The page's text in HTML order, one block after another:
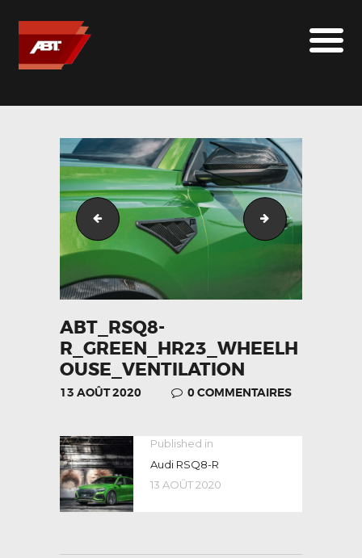
ABT SPORTSLINE FRANCE
MARQUES
LE SUR-MESURE
ABT
CONTACT
ABT_RSQ8-R_green_HR23_landscape_rear_detail
ABT_RSQ8-
ABT_RSQ8-
R_GREEN_HR23_WHEELH
OUSE_VENTILATION
13 AOÛT 2020 0 COMMENTAIRES
NAVIGATION
DE
L’ARTICLE
Published in
post:
Audi RSQ8-R
13 AOÛT 2020